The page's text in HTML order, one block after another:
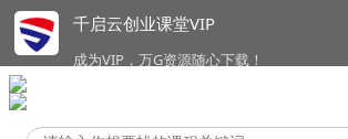
千启云创业课堂VIP
成为VIP，万G资源随心下载！